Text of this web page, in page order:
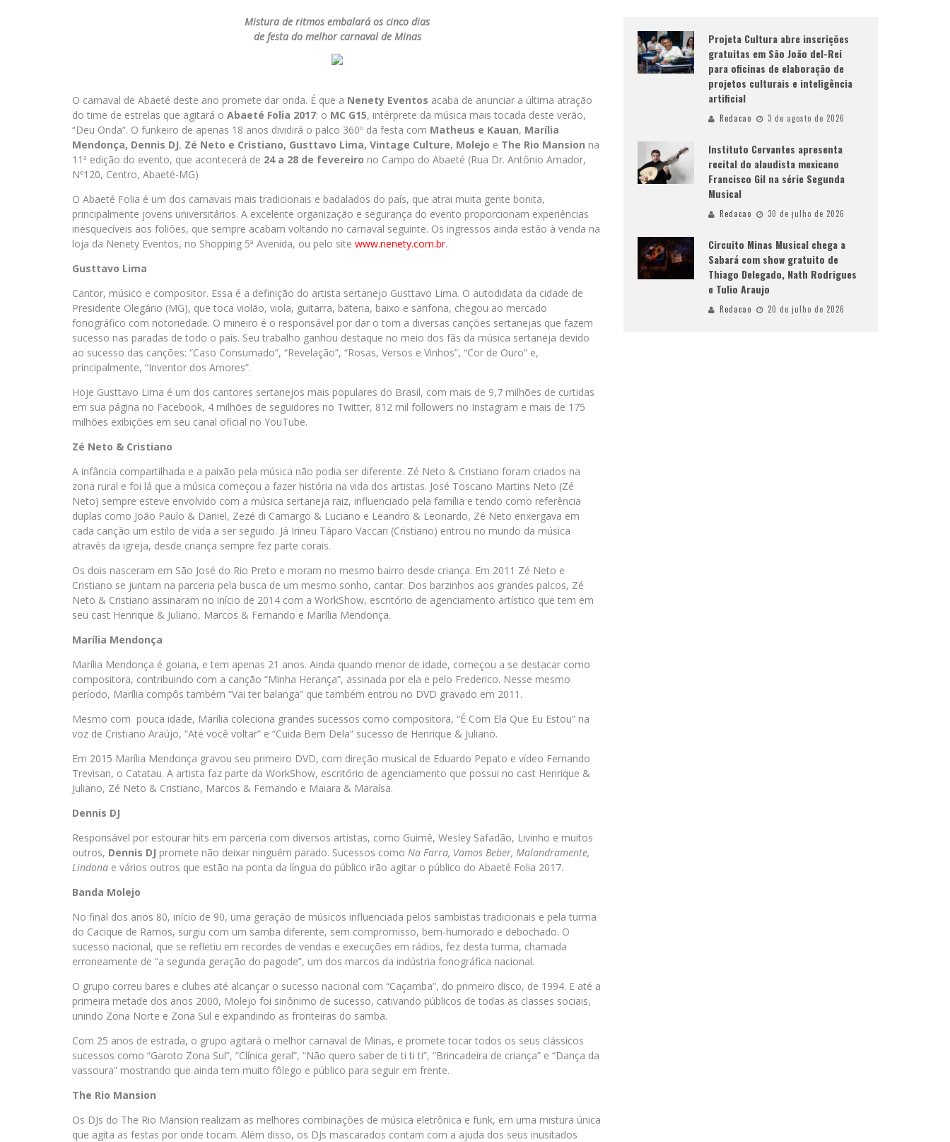
Mistura de ritmos embalará os cinco dias
de festa do melhor carnaval de Minas
O carnaval de Abaeté deste ano promete dar onda. É que a Nenety Eventos acaba de anunciar a última atração
do time de estrelas que agitará o Abaeté Folia 2017: o MC G15, intérprete da música mais tocada deste verão,
“Deu Onda”. O funkeiro de apenas 18 anos dividirá o palco 360º da festa com Matheus e Kauan, Marília
Mendonça, Dennis DJ, Zé Neto e Cristiano, Gusttavo Lima, Vintage Culture, Molejo e The Rio Mansion na
11ª edição do evento, que acontecerá de 24 a 28 de fevereiro no Campo do Abaeté (Rua Dr. Antônio Amador,
Nº120, Centro, Abaeté-MG)
O Abaeté Folia é um dos carnavais mais tradicionais e badalados do país, que atrai muita gente bonita,
principalmente jovens universitários. A excelente organização e segurança do evento proporcionam experiências
inesquecíveis aos foliões, que sempre acabam voltando no carnaval seguinte. Os ingressos ainda estão à venda na
loja da Nenety Eventos, no Shopping 5ª Avenida, ou pelo site www.nenety.com.br.
Gusttavo Lima
Cantor, músico e compositor. Essa é a definição do artista sertanejo Gusttavo Lima. O autodidata da cidade de
Presidente Olegário (MG), que toca violão, viola, guitarra, bateria, baixo e sanfona, chegou ao mercado
fonográfico com notoriedade. O mineiro é o responsável por dar o tom a diversas canções sertanejas que fazem
sucesso nas paradas de todo o país. Seu trabalho ganhou destaque no meio dos fãs da música sertaneja devido
ao sucesso das canções: “Caso Consumado”, “Revelação”, “Rosas, Versos e Vinhos”, “Cor de Ouro” e,
principalmente, “Inventor dos Amores”.
Hoje Gusttavo Lima é um dos cantores sertanejos mais populares do Brasil, com mais de 9,7 milhões de curtidas
em sua página no Facebook, 4 milhões de seguidores no Twitter, 812 mil followers no Instagram e mais de 175
milhões exibições em seu canal oficial no YouTube.
Zé Neto & Cristiano
A infância compartilhada e a paixão pela música não podia ser diferente. Zé Neto & Cristiano foram criados na
zona rural e foi lá que a música começou a fazer história na vida dos artistas. José Toscano Martins Neto (Zé
Neto) sempre esteve envolvido com a música sertaneja raiz, influenciado pela família e tendo como referência
duplas como João Paulo & Daniel, Zezé di Camargo & Luciano e Leandro & Leonardo, Zé Neto enxergava em
cada canção um estilo de vida a ser seguido. Já Irineu Táparo Vaccari (Cristiano) entrou no mundo da música
através da igreja, desde criança sempre fez parte corais.
Os dois nasceram em São José do Rio Preto e moram no mesmo bairro desde criança. Em 2011 Zé Neto e
Cristiano se juntam na parceria pela busca de um mesmo sonho, cantar. Dos barzinhos aos grandes palcos, Zé
Neto & Cristiano assinaram no início de 2014 com a WorkShow, escritório de agenciamento artístico que tem em
seu cast Henrique & Juliano, Marcos & Fernando e Marília Mendonça.
Marília Mendonça
Marília Mendonça é goiana, e tem apenas 21 anos. Ainda quando menor de idade, começou a se destacar como
compositora, contribuindo com a canção “Minha Herança”, assinada por ela e pelo Frederico. Nesse mesmo
período, Marília compôs também “Vai ter balanga” que também entrou no DVD gravado em 2011.
Mesmo com pouca idade, Marília coleciona grandes sucessos como compositora, “É Com Ela Que Eu Estou” na
voz de Cristiano Araújo, “Até você voltar” e “Cuida Bem Dela” sucesso de Henrique & Juliano.
Em 2015 Marília Mendonça gravou seu primeiro DVD, com direção musical de Eduardo Pepato e vídeo Fernando
Trevisan, o Catatau. A artista faz parte da WorkShow, escritório de agenciamento que possui no cast Henrique &
Juliano, Zé Neto & Cristiano, Marcos & Fernando e Maiara & Maraísa.
Dennis DJ
Responsável por estourar hits em parceria com diversos artistas, como Guimê, Wesley Safadão, Livinho e muitos
outros, Dennis DJ promete não deixar ninguém parado. Sucessos como Na Farra, Vamos Beber, Malandramente,
Lindona e vários outros que estão na ponta da língua do público irão agitar o público do Abaeté Folia 2017.
Banda Molejo
No final dos anos 80, início de 90, uma geração de músicos influenciada pelos sambistas tradicionais e pela turma
do Cacique de Ramos, surgiu com um samba diferente, sem compromisso, bem-humorado e debochado. O
sucesso nacional, que se refletiu em recordes de vendas e execuções em rádios, fez desta turma, chamada
erroneamente de “a segunda geração do pagode”, um dos marcos da indústria fonográfica nacional.
O grupo correu bares e clubes até alcançar o sucesso nacional com “Caçamba”, do primeiro disco, de 1994. E até a
primeira metade dos anos 2000, Molejo foi sinônimo de sucesso, cativando públicos de todas as classes sociais,
unindo Zona Norte e Zona Sul e expandindo as fronteiras do samba.
Com 25 anos de estrada, o grupo agitará o melhor carnaval de Minas, e promete tocar todos os seus clássicos
sucessos como “Garoto Zona Sul”, “Clínica geral”, “Não quero saber de ti ti ti”, “Brincadeira de criança” e “Dança da
vassoura” mostrando que ainda tem muito fôlego e público para seguir em frente.
The Rio Mansion
Os DJs do The Rio Mansion realizam as melhores combinações de música eletrônica e funk, em uma mistura única
que agita as festas por onde tocam. Além disso, os DJs mascarados contam com a ajuda dos seus inusitados
Projeta Cultura abre inscrições
gratuitas em São João del-Rei
para oficinas de elaboração de
projetos culturais e inteligência
artificial
Redacao 3 de agosto de 2026
Instituto Cervantes apresenta
recital do alaudista mexicano
Francisco Gil na série Segunda
Musical
Redacao 30 de julho de 2026
Circuito Minas Musical chega a
Sabará com show gratuito de
Thiago Delegado, Nath Rodrigues
e Tulio Araujo
Redacao 20 de julho de 2026